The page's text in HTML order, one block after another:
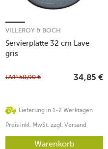
Servierplatte 32 cm Lave
gris
VILLEROY & BOCH
Lieferung in 1-2 Werktagen
UVP50,90 € 34,85 €
Preis inkl. MwSt. zzgl. Versand
Warenkorb